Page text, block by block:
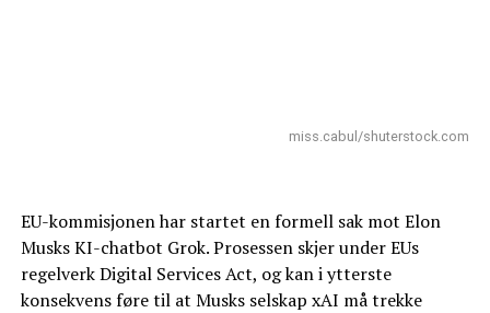
miss.cabul/shuterstock.com
EU-kommisjonen har startet en formell sak mot Elon
Musks KI-chatbot Grok. Prosessen skjer under EUs
regelverk Digital Services Act, og kan i ytterste
konsekvens føre til at Musks selskap xAI må trekke